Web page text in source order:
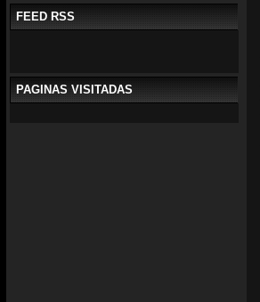
FEED RSS
PAGINAS VISITADAS